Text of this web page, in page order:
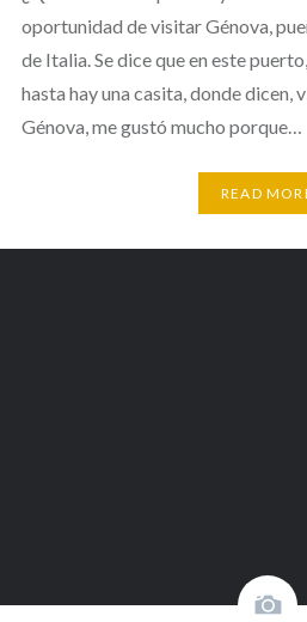
oportunidad de visitar Génova,
de Italia. Se dice que en este
hasta hay una casita, donde dicen,
Génova, me gustó mucho porque…
READ